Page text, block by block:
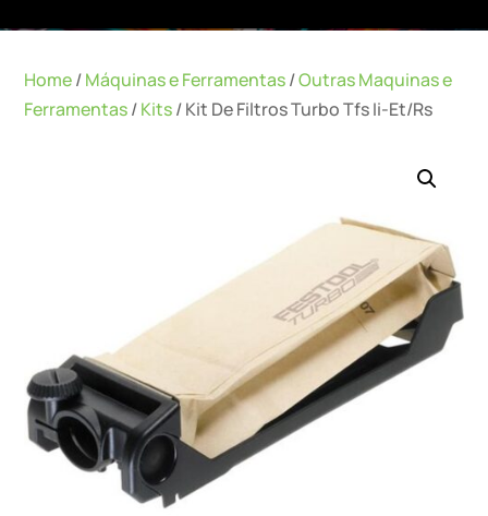
Home/Máquinas e Ferramentas/Outras Maquinas e
Ferramentas/Kits/ Kit De Filtros Turbo Tfs Ii-Et/Rs